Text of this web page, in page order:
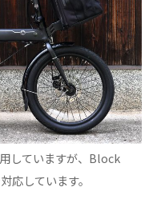
していますが、Block
しています。